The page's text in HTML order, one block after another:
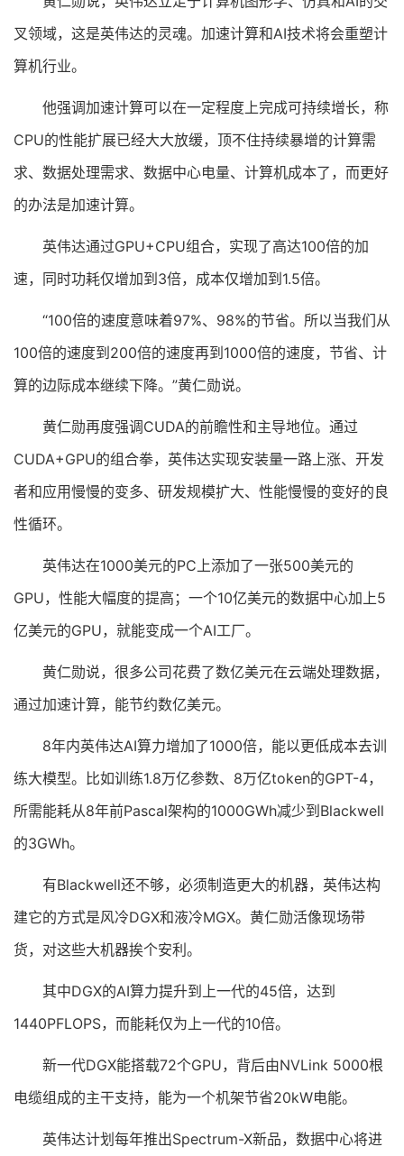
叉领域，这是英伟达的灵魂。加速计算和AI技术将会重塑计
算机行业。
他强调加速计算可以在一定程度上完成可持续增长，称
CPU的性能扩展已经大大放缓，顶不住持续暴增的计算需
求、数据处理需求、数据中心电量、计算机成本了，而更好
的办法是加速计算。
英伟达通过GPU+CPU组合，实现了高达100倍的加
速，同时功耗仅增加到3倍，成本仅增加到1.5倍。
“100倍的速度意味着97%、98%的节省。所以当我们从
100倍的速度到200倍的速度再到1000倍的速度，节省、计
算的边际成本继续下降。”黄仁勋说。
黄仁勋再度强调CUDA的前瞻性和主导地位。通过
CUDA+GPU的组合拳，英伟达实现安装量一路上涨、开发
者和应用慢慢的变多、研发规模扩大、性能慢慢的变好的良
性循环。
英伟达在1000美元的PC上添加了一张500美元的
GPU，性能大幅度的提高；一个10亿美元的数据中心加上5
亿美元的GPU，就能变成一个AI工厂。
黄仁勋说，很多公司花费了数亿美元在云端处理数据，
通过加速计算，能节约数亿美元。
8年内英伟达AI算力增加了1000倍，能以更低成本去训
练大模型。比如训练1.8万亿参数、8万亿token的GPT-4，
所需能耗从8年前Pascal架构的1000GWh减少到Blackwell
的3GWh。
有Blackwell还不够，必须制造更大的机器，英伟达构
建它的方式是风冷DGX和液冷MGX。黄仁勋活像现场带
货，对这些大机器挨个安利。
其中DGX的AI算力提升到上一代的45倍，达到
1440PFLOPS，而能耗仅为上一代的10倍。
新一代DGX能搭载72个GPU，背后由NVLink 5000根
电缆组成的主干支持，能为一个机架节省20kW电能。
英伟达计划每年推出Spectrum-X新品，数据中心将进